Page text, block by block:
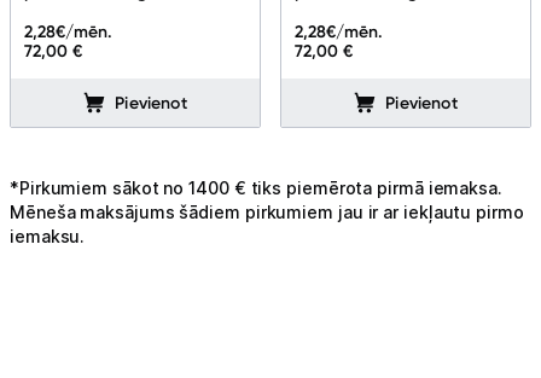
72,00 €
2,28€/mēn.
Pievienot
72,00 €
2,28€/mēn.
Pievienot
*Pirkumiem sākot no 1400 € tiks piemērota pirmā iemaksa.
Mēneša maksājums šādiem pirkumiem jau ir ar iekļautu pirmo
iemaksu.